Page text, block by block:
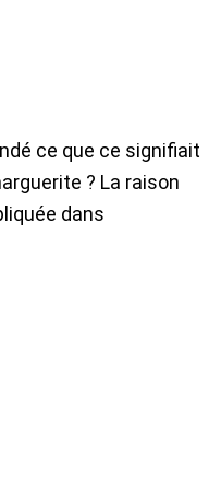
ce que ce signifiait
? La raison
dans